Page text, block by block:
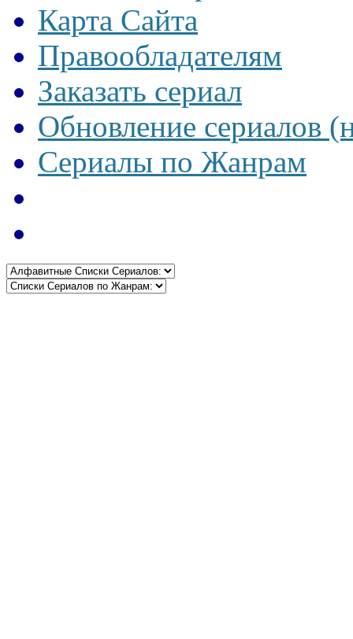
Карта Сайта
Правообладателям
Заказать сериал
Обновление сериалов
Сериалы по Жанрам